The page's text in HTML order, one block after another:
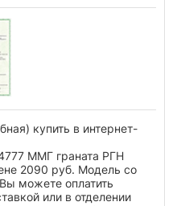
купить в интернет-
ММГ граната РГН
2090 руб. Модель со
можете оплатить
или в отделении